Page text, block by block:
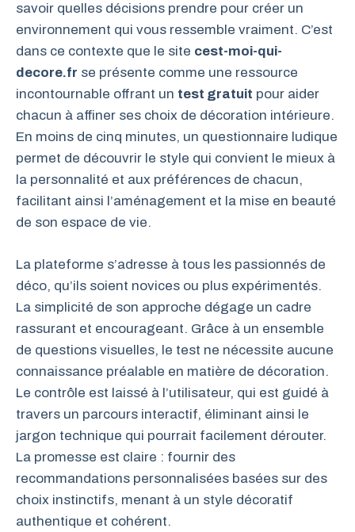
savoir quelles décisions prendre pour créer un
environnement qui vous ressemble vraiment. C’est
dans ce contexte que le site cest-moi-qui-
decore.fr se présente comme une ressource
incontournable offrant un test gratuit pour aider
chacun à affiner ses choix de décoration intérieure.
En moins de cinq minutes, un questionnaire ludique
permet de découvrir le style qui convient le mieux à
la personnalité et aux préférences de chacun,
facilitant ainsi l’aménagement et la mise en beauté
de son espace de vie.
La plateforme s’adresse à tous les passionnés de
déco, qu’ils soient novices ou plus expérimentés.
La simplicité de son approche dégage un cadre
rassurant et encourageant. Grâce à un ensemble
de questions visuelles, le test ne nécessite aucune
connaissance préalable en matière de décoration.
Le contrôle est laissé à l’utilisateur, qui est guidé à
travers un parcours interactif, éliminant ainsi le
jargon technique qui pourrait facilement dérouter.
La promesse est claire : fournir des
recommandations personnalisées basées sur des
choix instinctifs, menant à un style décoratif
authentique et cohérent.